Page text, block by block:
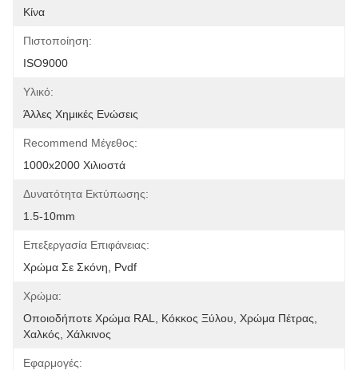
Κίνα
Πιστοποίηση:
ISO9000
Υλικό:
Άλλες Χημικές Ενώσεις
Recommend Μέγεθος:
1000x2000 Χιλιοστά
Δυνατότητα Εκτύπωσης:
1.5-10mm
Επεξεργασία Επιφάνειας:
Χρώμα Σε Σκόνη, Pvdf
Χρώμα:
Οποιοδήποτε Χρώμα RAL, Κόκκος Ξύλου, Χρώμα Πέτρας,
Χαλκός, Χάλκινος
Εφαρμογές: